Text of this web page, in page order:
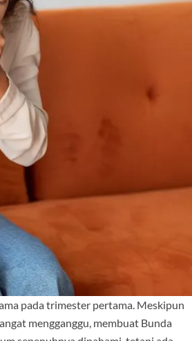
pada trimester pertama. Meskipun
mengganggu, membuat Bunda